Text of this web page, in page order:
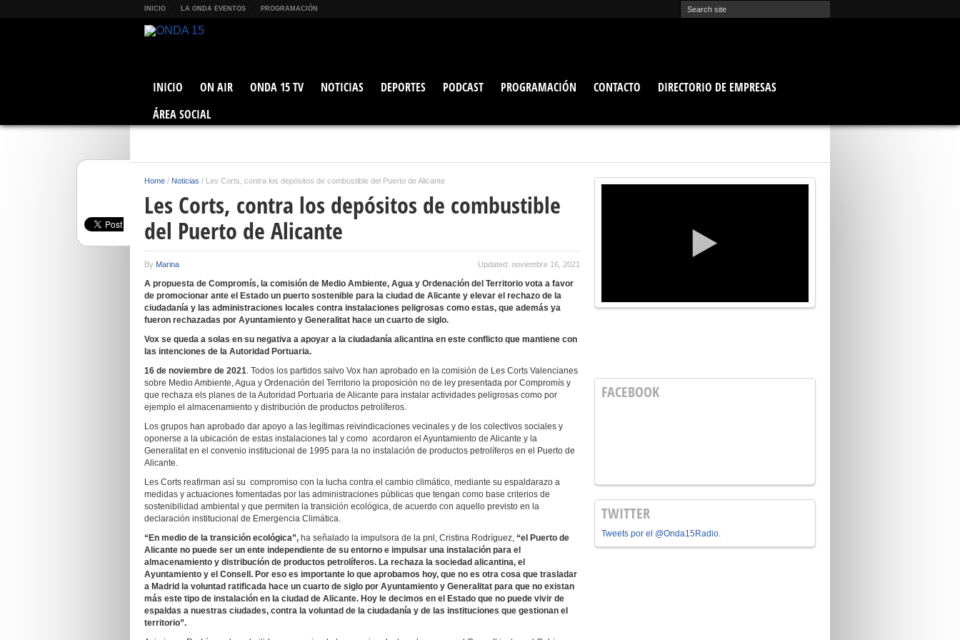
INICIO LA ONDA EVENTOS PROGRAMACIÓN
INICIO ON AIR ONDA 15 TV NOTICIAS DEPORTES PODCAST PROGRAMACIÓN CONTACTO
DIRECTORIO DE EMPRESAS
ÁREA SOCIAL
Home / Noticias / Les Corts, contra los depósitos de combustible del Puerto de Alicante
Les Corts, contra los depósitos de combustible
del Puerto de Alicante
By Marina Updated: noviembre 16, 2021
A propuesta de Compromís, la comisión de Medio Ambiente, Agua y Ordenación del Territorio vota a favor
de promocionar ante el Estado un puerto sostenible para la ciudad de Alicante y elevar el rechazo de la
ciudadanía y las administraciones locales contra instalaciones peligrosas como estas, que además ya
fueron rechazadas por Ayuntamiento y Generalitat hace un cuarto de siglo.
Vox se queda a solas en su negativa a apoyar a la ciudadanía alicantina en este conflicto que mantiene con
las intenciones de la Autoridad Portuaria.
16 de noviembre de 2021. Todos los partidos salvo Vox han aprobado en la comisión de Les Corts Valencianes
sobre Medio Ambiente, Agua y Ordenación del Territorio la proposición no de ley presentada por Compromís y
que rechaza els planes de la Autoridad Portuaria de Alicante para instalar actividades peligrosas como por
ejemplo el almacenamiento y distribución de productos petrolíferos.
Los grupos han aprobado dar apoyo a las legítimas reivindicaciones vecinales y de los colectivos sociales y
oponerse a la ubicación de estas instalaciones tal y como acordaron el Ayuntamiento de Alicante y la
Generalitat en el convenio institucional de 1995 para la no instalación de productos petrolíferos en el Puerto de
Alicante.
Les Corts reafirman así su compromiso con la lucha contra el cambio climático, mediante su espaldarazo a
medidas y actuaciones fomentadas por las administraciones públicas que tengan como base criterios de
sostenibilidad ambiental y que permiten la transición ecológica, de acuerdo con aquello previsto en la
declaración institucional de Emergencia Climática.
“En medio de la transición ecológica”, ha señalado la impulsora de la pnl, Cristina Rodríguez, “el Puerto de
Alicante no puede ser un ente independiente de su entorno e impulsar una instalación para el
almacenamiento y distribución de productos petrolíferos. La rechaza la sociedad alicantina, el
Ayuntamiento y el Consell. Por eso es importante lo que aprobamos hoy, que no es otra cosa que trasladar
a Madrid la voluntad ratificada hace un cuarto de siglo por Ayuntamiento y Generalitat para que no existan
más este tipo de instalación en la ciudad de Alicante. Hoy le decimos en el Estado que no puede vivir de
espaldas a nuestras ciudades, contra la voluntad de la ciudadanía y de las instituciones que gestionan el
territorio”.
FACEBOOK
TWITTER
Tweets por el @Onda15Radio.